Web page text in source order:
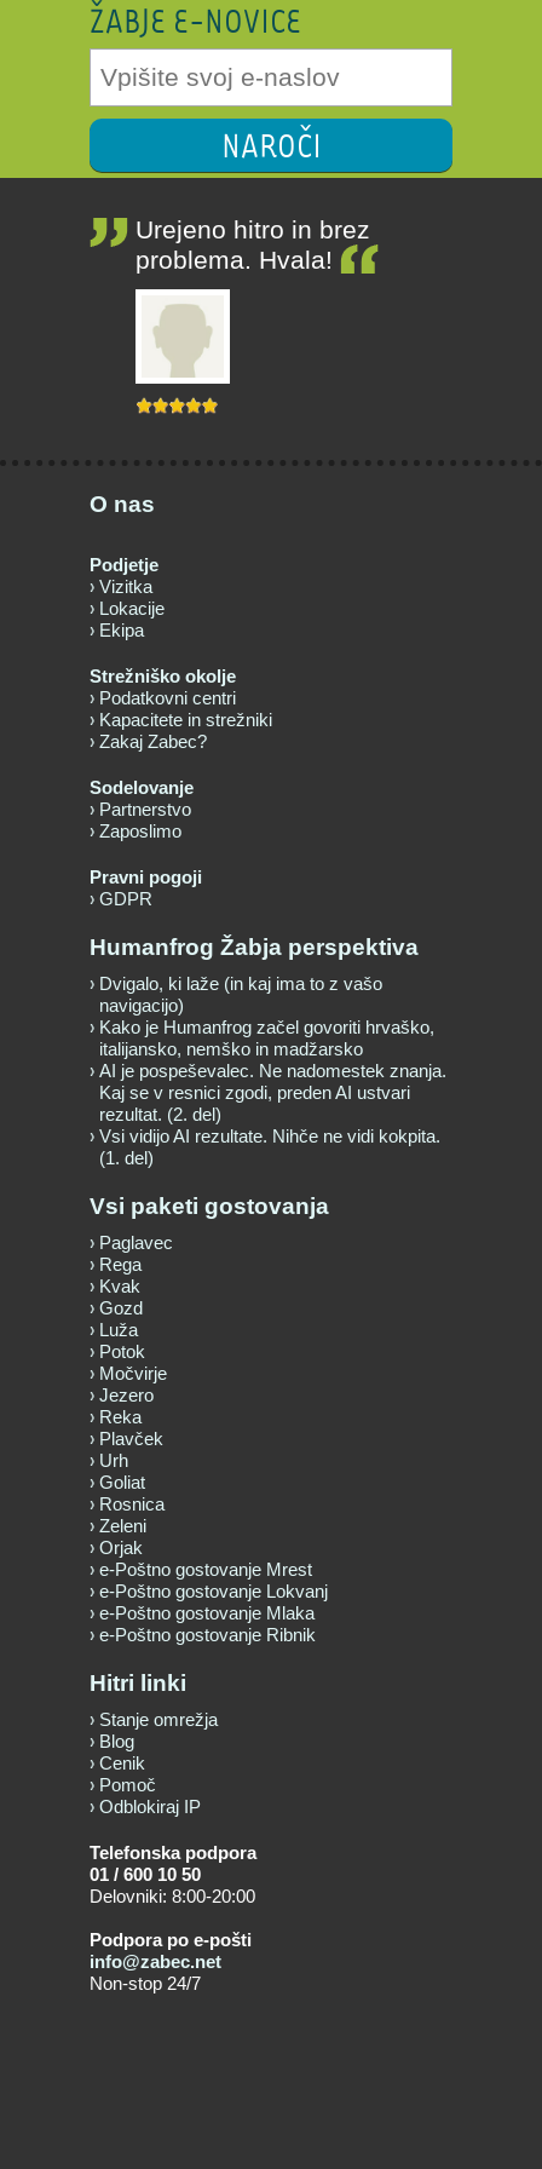
ŽABJE E-NOVICE
NAROČI
Urejeno hitro in brez
problema. Hvala!
O nas
Podjetje
Vizitka
Lokacije
Ekipa
Strežniško okolje
Podatkovni centri
Kapacitete in strežniki
Zakaj Zabec?
Sodelovanje
Partnerstvo
Zaposlimo
Pravni pogoji
GDPR
Humanfrog Žabja perspektiva
Dvigalo, ki laže (in kaj ima to z vašo
navigacijo)
Kako je Humanfrog začel govoriti hrvaško,
italijansko, nemško in madžarsko
AI je pospeševalec. Ne nadomestek znanja.
Kaj se v resnici zgodi, preden AI ustvari
rezultat. (2. del)
Vsi vidijo AI rezultate. Nihče ne vidi kokpita.
(1. del)
Vsi paketi gostovanja
Paglavec
Rega
Kvak
Gozd
Luža
Potok
Močvirje
Jezero
Reka
Plavček
Urh
Goliat
Rosnica
Zeleni
Orjak
e-Poštno gostovanje Mrest
e-Poštno gostovanje Lokvanj
e-Poštno gostovanje Mlaka
e-Poštno gostovanje Ribnik
Hitri linki
Stanje omrežja
Blog
Cenik
Pomoč
Odblokiraj IP
Telefonska podpora
01 / 600 10 50
Delovniki: 8:00-20:00
Podpora po e-pošti
info@zabec.net
Non-stop 24/7